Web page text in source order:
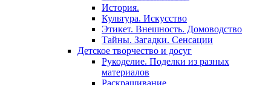
История.
Культура. Искусство
Этикет. Внешность. Домоводство
Тайны. Загадки. Сенсации
Детское творчество и досуг
Рукоделие. Поделки из разных
материалов
Раскрашивание